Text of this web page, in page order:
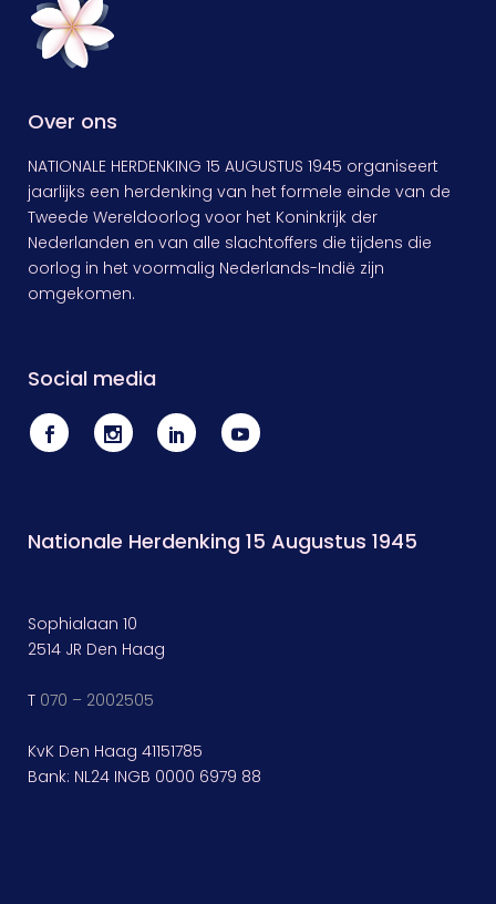
Over ons
NATIONALE HERDENKING 15 AUGUSTUS 1945 organiseert
jaarlijks een herdenking van het formele einde van de
Tweede Wereldoorlog voor het Koninkrijk der
Nederlanden en van alle slachtoffers die tijdens die
oorlog in het voormalig Nederlands-Indië zijn
omgekomen.
Social media
Nationale Herdenking 15 Augustus 1945
Sophialaan 10
2514 JR Den Haag
T 070 – 2002505
KvK Den Haag 41151785
Bank: NL24 INGB 0000 6979 88